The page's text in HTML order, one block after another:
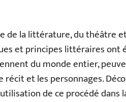
de la littérature, du théâtre
et principes littéraires ont
du monde entier,
récit et les personnages.
de ce procédé